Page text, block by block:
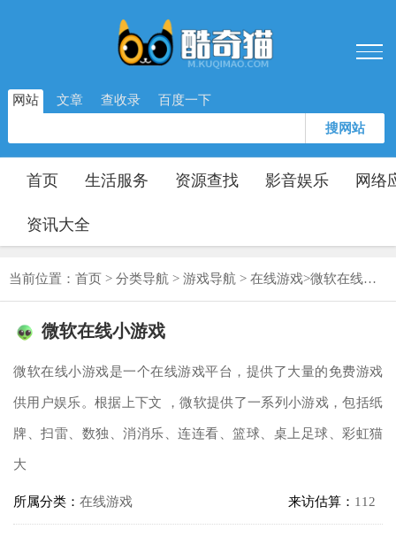
网站 文章 查收录 百度一下
搜网站
首页 生活服务 资源查找 影音娱乐 网络
资讯大全
当前位置： 首页 > 分类导航 > 游戏导航 > 在线游戏>微软在线小游戏
微软在线小游戏
微软在线小游戏是一个在线游戏平台，提供了大量的免费游戏
供用户娱乐。根据上下文 ，微软提供了一系列小游戏，包括纸
牌、扫雷、数独、消消乐、连连看、篮球、桌上足球、彩虹猫
大
所属分类： 在线游戏 来访估算： 112